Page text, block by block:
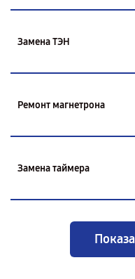
Замена ТЭН
Ремонт магнетрона
Замена таймера